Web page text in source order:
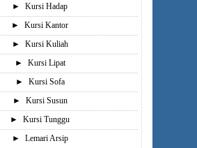
►
Kursi Hadap
►
Kursi Kantor
►
Kursi Kuliah
►
Kursi Lipat
►
Kursi Sofa
►
Kursi Susun
►
Kursi Tunggu
►
Lemari Arsip